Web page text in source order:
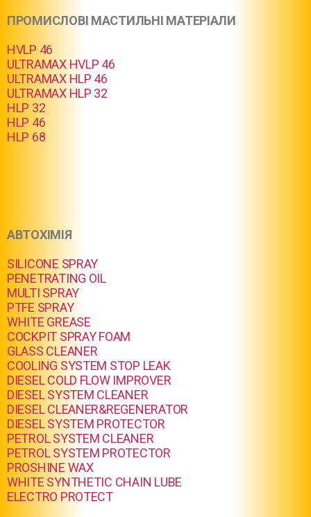
ПРОМИСЛОВІ МАСТИЛЬНІ МАТЕРІАЛИ
HVLP 46
ULTRAMAX HVLP 46
ULTRAMAX HLP 46
ULTRAMAX HLP 32
HLP 32
HLP 46
HLP 68
АВТОХІМІЯ
SILICONE SPRAY
PENETRATING OIL
MULTI SPRAY
PTFE SPRAY
WHITE GREASE
COCKPIT SPRAY FOAM
GLASS CLEANER
COOLING SYSTEM STOP LEAK
DIESEL COLD FLOW IMPROVER
DIESEL SYSTEM CLEANER
DIESEL CLEANER&REGENERATOR
DIESEL SYSTEM PROTECTOR
PETROL SYSTEM CLEANER
PETROL SYSTEM PROTECTOR
PROSHINE WAX
WHITE SYNTHETIC CHAIN LUBE
ELECTRO PROTECT